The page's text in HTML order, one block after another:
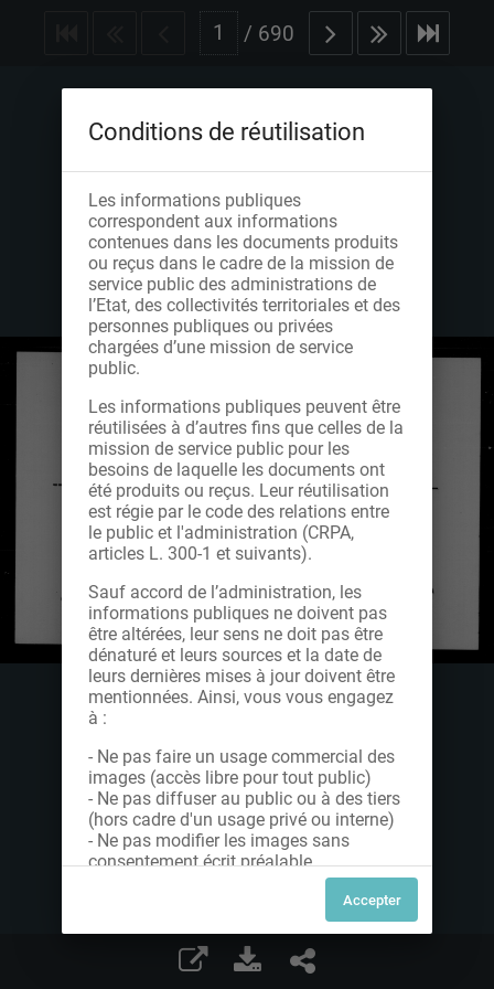
/ 690
Conditions de réutilisation
Les informations publiques
correspondent aux informations
contenues dans les documents produits
ou reçus dans le cadre de la mission de
service public des administrations de
l’Etat, des collectivités territoriales et des
personnes publiques ou privées
chargées d’une mission de service
public.
Les informations publiques peuvent être
réutilisées à d’autres fins que celles de la
mission de service public pour les
besoins de laquelle les documents ont
été produits ou reçus. Leur réutilisation
est régie par le code des relations entre
le public et l'administration (CRPA,
articles L. 300-1 et suivants).
Sauf accord de l’administration, les
informations publiques ne doivent pas
être altérées, leur sens ne doit pas être
dénaturé et leurs sources et la date de
leurs dernières mises à jour doivent être
mentionnées. Ainsi, vous vous engagez
à :
- Ne pas faire un usage commercial des
images (accès libre pour tout public)
- Ne pas diffuser au public ou à des tiers
(hors cadre d'un usage privé ou interne)
- Ne pas modifier les images sans
consentement écrit préalable
Dans le cas contraire, nous vous invitons
à nous contacter afin de solliciter le type
de Licence souhaitée parmi celles
proposées et le cas échéant, acquitter